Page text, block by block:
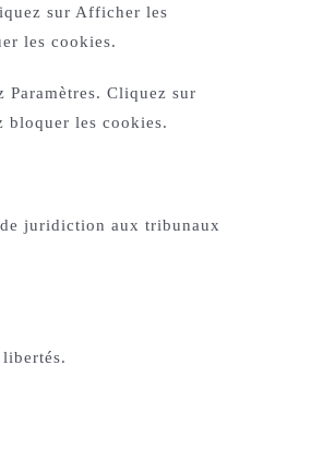
sur Afficher les
les cookies.
Cliquez sur
bloquer les cookies.
juridiction aux tribunaux